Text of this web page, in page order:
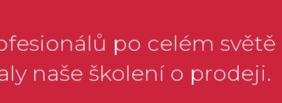
po celém světě
naše školení o prodeji.